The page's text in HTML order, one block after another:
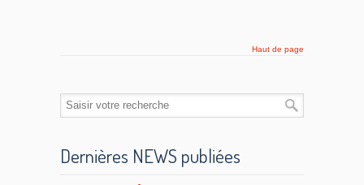
Haut de page
Dernières NEWS publiées